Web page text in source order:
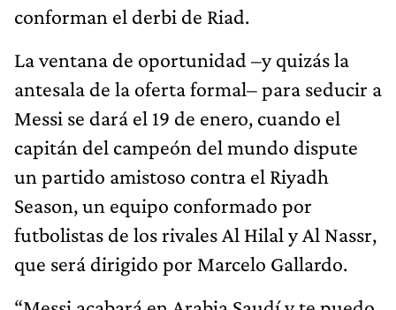
conforman el derbi de Riad.
La ventana de oportunidad –y quizás la
antesala de la oferta formal– para seducir a
Messi se dará el 19 de enero, cuando el
capitán del campeón del mundo dispute
un partido amistoso contra el Riyadh
Season, un equipo conformado por
futbolistas de los rivales Al Hilal y Al Nassr,
que será dirigido por Marcelo Gallardo.